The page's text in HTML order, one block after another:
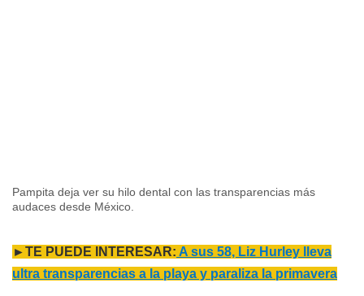
Pampita deja ver su hilo dental con las transparencias más
audaces desde México.
►TE PUEDE INTERESAR: A sus 58, Liz Hurley lleva
ultra transparencias a la playa y paraliza la primavera